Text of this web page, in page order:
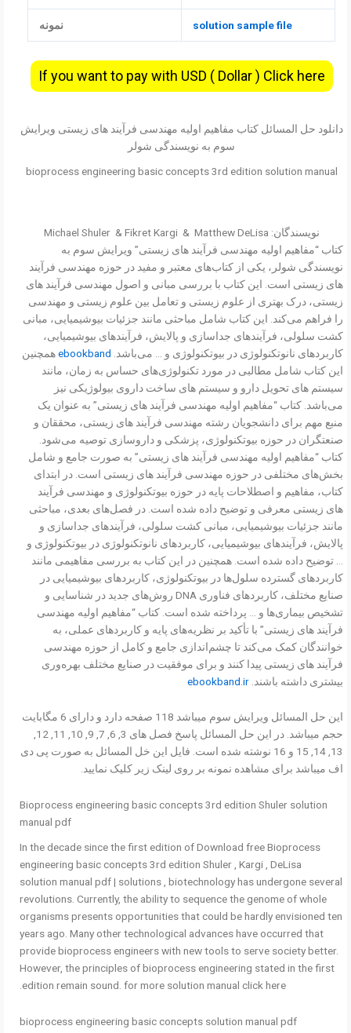
solution sample file نمونه
If you want to pay with USD ( Dollar ) Click here
دانلود حل المسائل کتاب مفاهیم اولیه مهندسی فرآیند های زیستی ویرایش
سوم به نویسندگی شولر
bioprocess engineering basic concepts 3rd edition solution manual
نویسندگان: Michael Shuler & Fikret Kargi & Matthew DeLisa
کتاب “مفاهیم اولیه مهندسی فرآیند های زیستی” ویرایش سوم به
نویسندگی شولر، یکی از کتاب‌های معتبر و مفید در حوزه مهندسی فرآیند
های زیستی است. این کتاب با بررسی مبانی و اصول مهندسی فرآیند های
زیستی، درک بهتری از علوم زیستی و تعامل بین علوم زیستی و مهندسی
را فراهم می‌کند. این کتاب شامل مباحثی مانند جزئیات بیوشیمیایی، مبانی
کشت سلولی، فرآیندهای جداسازی و پالایش، فرآیندهای بیوشیمیایی،
کاربردهای نانوتکنولوژی در بیوتکنولوژی و … می‌باشد. ebookbandهمچنین
این کتاب شامل مطالبی در مورد تکنولوژی‌های حساس به زمان، مانند
سیستم های تحویل دارو و سیستم های ساخت داروی بیولوژیکی نیز
می‌باشد. کتاب “مفاهیم اولیه مهندسی فرآیند های زیستی” به عنوان یک
منبع مهم برای دانشجویان رشته مهندسی فرآیند های زیستی، محققان و
صنعتگران در حوزه بیوتکنولوژی، پزشکی و داروسازی توصیه می‌شود.
کتاب “مفاهیم اولیه مهندسی فرآیند های زیستی” به صورت جامع و شامل
بخش‌های مختلفی در حوزه مهندسی فرآیند های زیستی است. در ابتدای
کتاب، مفاهیم و اصطلاحات پایه در حوزه بیوتکنولوژی و مهندسی فرآیند
های زیستی معرفی و توضیح داده شده است. در فصل‌های بعدی، مباحثی
مانند جزئیات بیوشیمیایی، مبانی کشت سلولی، فرآیندهای جداسازی و
پالایش، فرآیندهای بیوشیمیایی، کاربردهای نانوتکنولوژی در بیوتکنولوژی و
… توضیح داده شده است. همچنین در این کتاب به بررسی مفاهیمی مانند
کاربردهای گسترده سلول‌ها در بیوتکنولوژی، کاربردهای بیوشیمیایی در
صنایع مختلف، کاربردهای فناوری DNA روش‌های جدید در شناسایی و
تشخیص بیماری‌ها و … پرداخته شده است. کتاب “مفاهیم اولیه مهندسی
فرآیند های زیستی” با تأکید بر نظریه‌های پایه و کاربردهای عملی، به
خوانندگان کمک می‌کند تا چشم‌اندازی جامع و کامل از حوزه مهندسی
فرآیند های زیستی پیدا کنند و برای موفقیت در صنایع مختلف بهره‌وری
بیشتری داشته باشند. ebookband.ir
این حل المسائل ویرایش سوم میباشد 118 صفحه دارد و دارای 6 مگابایت
حجم میباشد. در این حل المسائل پاسخ فصل های 3, 6, 7, 9, 10, 11, 12,
13, 14, 15 و 16 نوشته شده است. فایل این خل المسائل به صورت پی دی
اف میباشد برای مشاهده نمونه بر روی لینک زیر کلیک نمایید.
Bioprocess engineering basic concepts 3rd edition Shuler solution
manual pdf
In the decade since the first edition of Download free Bioprocess
engineering basic concepts 3rd edition Shuler , Kargi , DeLisa
solution manual pdf | solutions , biotechnology has undergone several
revolutions. Currently, the ability to sequence the genome of whole
organisms presents opportunities that could be hardly envisioned ten
years ago. Many other technological advances have occurred that
provide bioprocess engineers with new tools to serve society better.
However, the principles of bioprocess engineering stated in the first
edition remain sound. for more solution manual click here.
bioprocess engineering basic concepts solution manual pdf